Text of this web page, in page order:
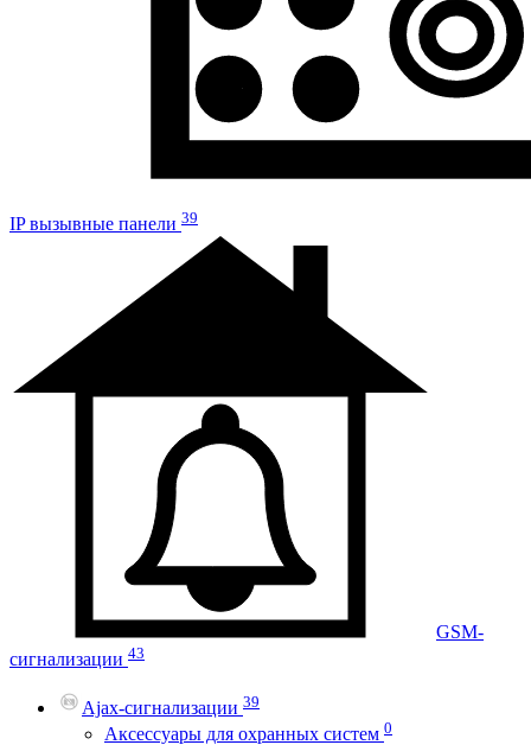
IP вызывные панели 39
GSM-
сигнализации 43
Ajax-сигнализации 39
Аксессуары для охранных систем 0